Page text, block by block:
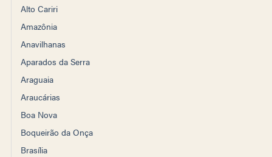
Alto Cariri
Amazônia
Anavilhanas
Aparados da Serra
Araguaia
Araucárias
Boa Nova
Boqueirão da Onça
Brasília